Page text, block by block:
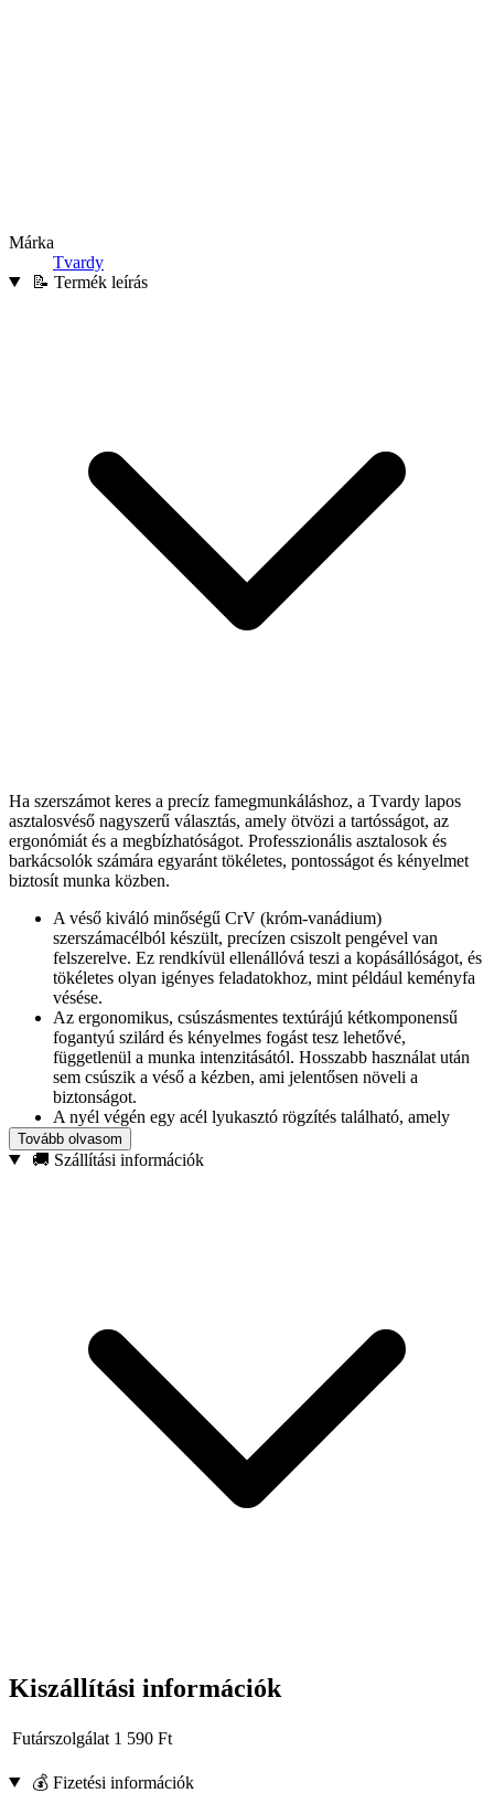
Márka
Tvardy
📝 Termék leírás
Ha szerszámot keres a precíz famegmunkáláshoz, a Tvardy lapos
asztalosvéső nagyszerű választás, amely ötvözi a tartósságot, az
ergonómiát és a megbízhatóságot. Professzionális asztalosok és
barkácsolók számára egyaránt tökéletes, pontosságot és kényelmet
biztosít munka közben.
A véső kiváló minőségű CrV (króm-vanádium)
szerszámacélból készült, precízen csiszolt pengével van
felszerelve. Ez rendkívül ellenállóvá teszi a kopásállóságot, és
tökéletes olyan igényes feladatokhoz, mint például keményfa
vésése.
Az ergonomikus, csúszásmentes textúrájú kétkomponensű
fogantyú szilárd és kényelmes fogást tesz lehetővé,
függetlenül a munka intenzitásától. Hosszabb használat után
sem csúszik a véső a kézben, ami jelentősen növeli a
biztonságot.
A nyél végén egy acél lyukasztó rögzítés található, amely
lehetővé teszi, hogy kalapácsot vagy kalapácsot használjon
anélkül, hogy félne a fogantyú sérülésétől.
Példa alkalmazások:
Faelemek precíz vésése, élformázása.
Részletek megmunkálása régiségek felújítása során.
Alkalmazások, hornyok vagy más precíz vágások létrehozása
asztalosmunkákban.
Tovább olvasom
🚚 Szállítási információk
Kiszállítási információk
Futárszolgálat 1 590 Ft
💰 Fizetési információk